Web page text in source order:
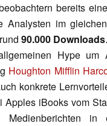
bereits
Analysten im
90.000 Downloads.
Hype um
Houghton Mifflin
konkrete
Apples iBooks vom
in